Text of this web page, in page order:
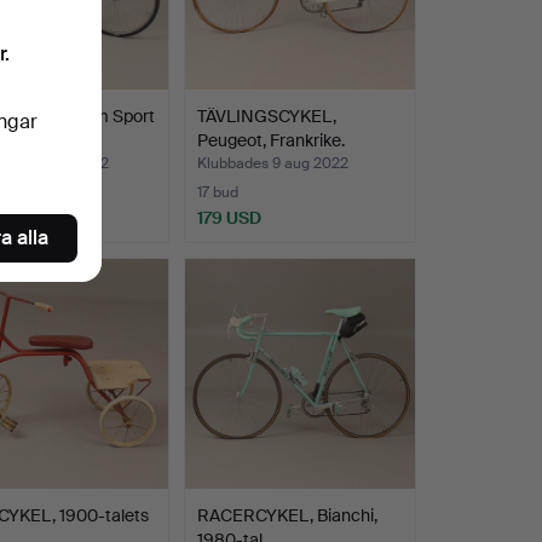
Signum Sport
24 sep 2022
TÄVLINGSCYKEL,
Peugeot, Frankrike.
Klubbades 9 aug 2022
17 bud
179 USD
1900-talets
RACERCYKEL, Bianchi,
alla